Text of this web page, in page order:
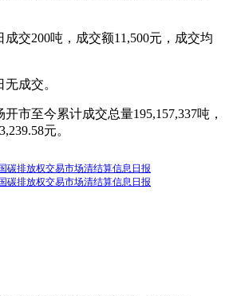
成交200吨，成交额11,500元，成交均
成交。
市至今累计成交总量195,157,337吨，
元。
碳排放权交易市场清结算信息日报
碳排放权交易市场清结算信息日报